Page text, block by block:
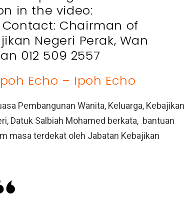
in the video:
Chairman of
Negeri Perak, Wan
012 509 2557
Echo – Ipoh Echo
Pembangunan Wanita, Keluarga, Kebajikan
Datuk Salbiah Mohamed berkata, bantuan
masa terdekat oleh Jabatan Kebajikan